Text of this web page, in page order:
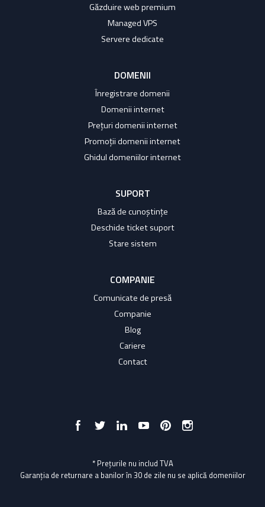
Găzduire web premium
Managed VPS
Servere dedicate
DOMENII
Înregistrare domenii
Domenii internet
Prețuri domenii internet
Promoții domenii internet
Ghidul domeniilor internet
SUPORT
Bază de cunoștințe
Deschide ticket suport
Stare sistem
COMPANIE
Comunicate de presă
Companie
Blog
Cariere
Contact
* Prețurile nu includ TVA
Garanția de returnare a banilor în 30 de zile nu se aplică domeniilor